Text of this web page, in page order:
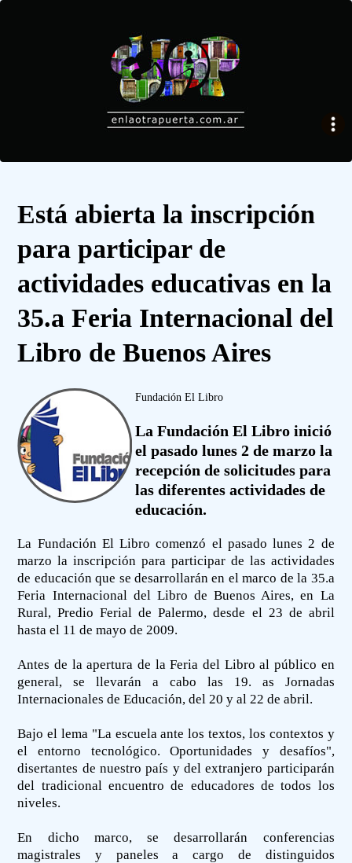
Está abierta la inscripción
para participar de
actividades educativas en la
35.a Feria Internacional del
Libro de Buenos Aires
Fundación El Libro
La Fundación El Libro inició
el pasado lunes 2 de marzo la
recepción de solicitudes para
las diferentes actividades de
educación.
La Fundación El Libro comenzó el pasado lunes 2 de
marzo la inscripción para participar de las actividades
de educación que se desarrollarán en el marco de la 35.a
Feria Internacional del Libro de Buenos Aires, en La
Rural, Predio Ferial de Palermo, desde el 23 de abril
hasta el 11 de mayo de 2009.
Antes de la apertura de la Feria del Libro al público en
general, se llevarán a cabo las 19. as Jornadas
Internacionales de Educación, del 20 y al 22 de abril.
Bajo el lema "La escuela ante los textos, los contextos y
el entorno tecnológico. Oportunidades y desafíos",
disertantes de nuestro país y del extranjero participarán
del tradicional encuentro de educadores de todos los
niveles.
En dicho marco, se desarrollarán conferencias
magistrales y paneles a cargo de distinguidos